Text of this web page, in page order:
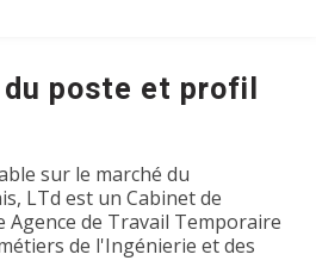
poste et profil
sur le marché du
LTd est un Cabinet de
Agence de Travail Temporaire
de l'Ingénierie et des